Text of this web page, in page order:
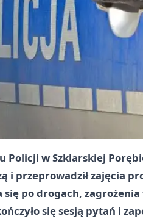
Policji w Szklarskiej
i przeprowadził zajęcia
się po drogach,
się sesją pytań i